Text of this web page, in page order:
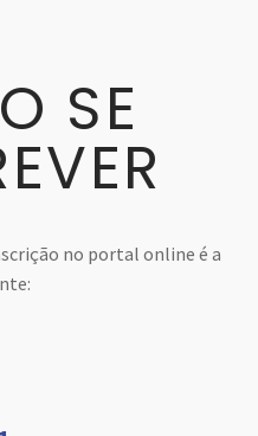
SE
no portal online é a